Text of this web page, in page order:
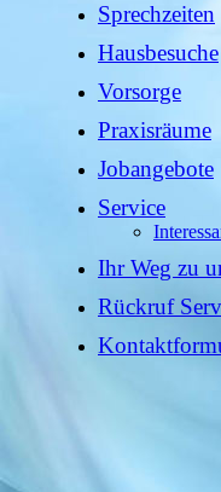
Sprechzeiten
Hausbesuche
Vorsorge
Praxisräume
Jobangebote
Service
Ihr Weg zu
Rückruf